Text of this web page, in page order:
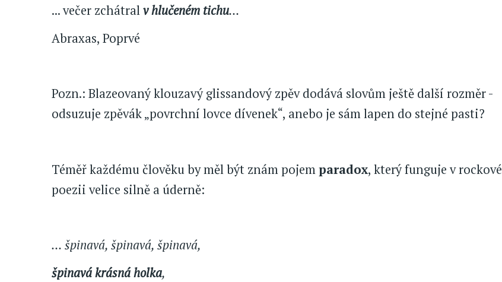
... večer zchátralv hlučeném tichu...
Abraxas, Poprvé
Pozn.: Blazeovaný klouzavý glissandový zpěv dodává slovům ještě další rozměr -
odsuzuje zpěvák „povrchní lovce dívenek“, anebo je sám lapen do stejné pasti?
Téměř každému člověku by měl být znám pojemparadox, který funguje v rockové
poezii velice silně a úderně:
... špinavá, špinavá, špinavá,
špinavá krásná holka,